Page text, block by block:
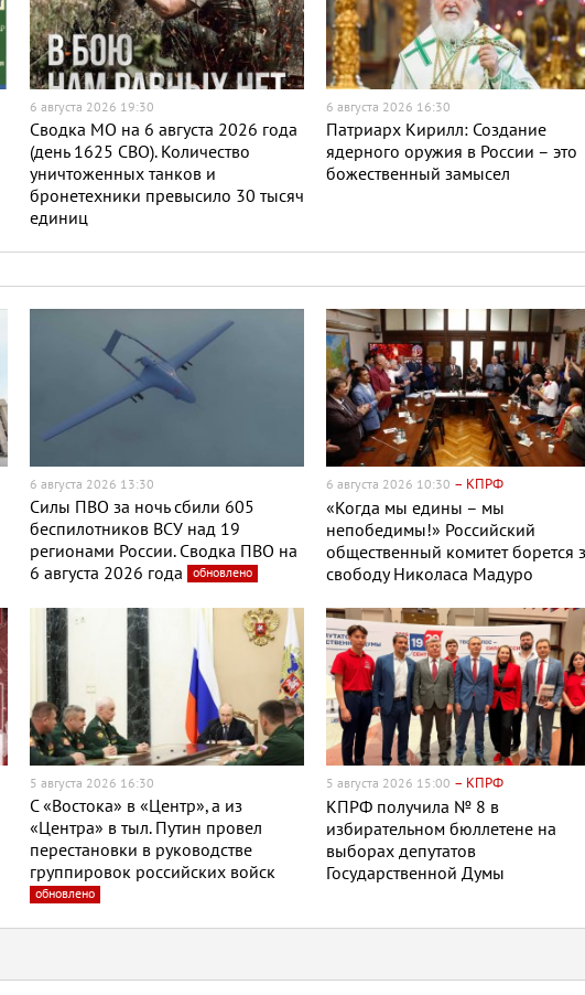
6 августа 2026 19:30
Сводка МО на 6 августа 2026 года
(день 1625 СВО). Количество
уничтоженных танков и
бронетехники превысило 30 тысяч
единиц
6 августа 2026 16:30
Патриарх Кирилл: Создание
ядерного оружия в России – это
божественный замысел
6 августа 2026 13:30
Силы ПВО за ночь сбили 605
беспилотников ВСУ над 19
регионами России. Сводка ПВО на
6 августа 2026 года
обновлено
6 августа 2026 10:30 – КПРФ
«Когда мы едины – мы
непобедимы!» Российский
общественный комитет борется
свободу Николаса Мадуро
5 августа 2026 16:30
С «Востока» в «Центр», а из
«Центра» в тыл. Путин провел
перестановки в руководстве
группировок российских войск
обновлено
5 августа 2026 15:00 – КПРФ
КПРФ получила № 8 в
избирательном бюллетене на
выборах депутатов
Государственной Думы